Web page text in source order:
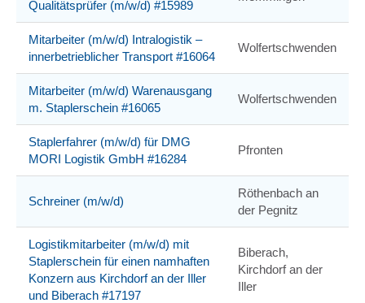
Qualitätsprüfer (m/w/d) #15989
Mitarbeiter (m/w/d) Intralogistik –
innerbetrieblicher Transport #16064
Wolfertschwenden
Mitarbeiter (m/w/d) Warenausgang
m. Staplerschein #16065
Wolfertschwenden
Staplerfahrer (m/w/d) für DMG
MORI Logistik GmbH #16284
Pfronten
Schreiner (m/w/d)
Röthenbach an
der Pegnitz
Logistikmitarbeiter (m/w/d) mit
Staplerschein für einen namhaften
Konzern aus Kirchdorf an der Iller
und Biberach #17197
Biberach,
Kirchdorf an der
Iller